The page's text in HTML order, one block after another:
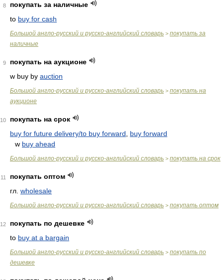
8
покупать за наличные
to buy for cash
Большой англо-русский и русско-английский словарь > покупать за
наличные
9
покупать на аукционе
w buy by auction
Большой англо-русский и русско-английский словарь > покупать на
аукционе
10
покупать на срок
buy for future delivery/to buy forward
buy forward
w buy ahead
Большой англо-русский и русско-английский словарь > покупать на срок
11
покупать оптом
гл. wholesale
Большой англо-русский и русско-английский словарь > покупать оптом
12
покупать по дешевке
to buy at a bargain
Большой англо-русский и русско-английский словарь > покупать по
дешевке